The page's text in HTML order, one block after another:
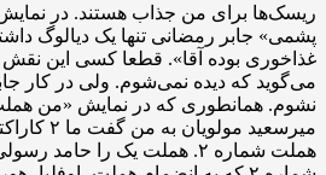
ریسک‌ها برای من جذاب‌ هستند. در
پشمی» جابر رمضانی تنها یک دیالوگ
غذاخوری بوده آقا». قطعا کسی این نقش
می‌گوید که دیده نمی‌شوم. ولی در کار
نشوم. همانطوری که در نمایش «من
میرسعید
هملت شماره ۲. هملت یک را